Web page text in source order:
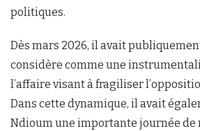
politiques.
Dès mars 2026, il avait
considère comme une
l’affaire visant à fragiliser
Dans cette dynamique, il avait
Ndioum une importante journée de